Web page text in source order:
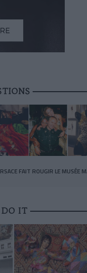
FAIT ROUGIR LE MUSÉE
DO IT